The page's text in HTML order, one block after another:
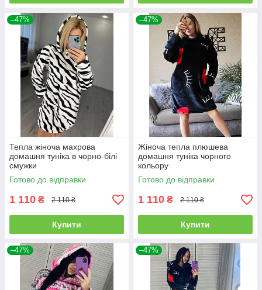
–47%
Тепла жіноча махрова
домашня туніка в чорно-білі
смужки
Готово до відправки
1 110 ₴ 2 110 ₴
Купити
–47%
Жіноча тепла плюшева
домашня туніка чорного
кольору
Готово до відправки
1 110 ₴ 2 110 ₴
Купити
–47% –47%